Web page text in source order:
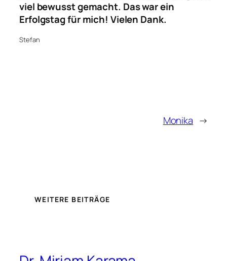
viel bewusst gemacht. Das war ein
Erfolgstag für mich! Vielen Dank.
Stefan
Monika →
WEITERE BEITRÄGE